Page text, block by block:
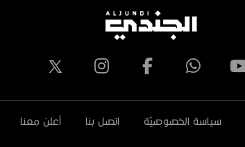
سياسة الخصوصيّة اتصل بنا أعلن معنا